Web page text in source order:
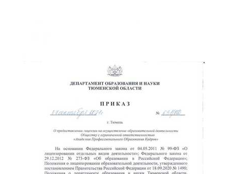
online
Мессенджеры